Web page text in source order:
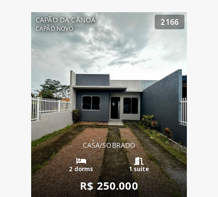
CAPÃO DA CANOA
CAPÃO NOVO
2166
CASA/SOBRADO
2 dorms 1 suíte
R$ 250.000